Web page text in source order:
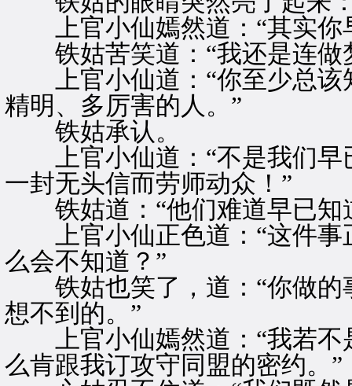
上官小仙嫣然道：“其实你
铁姑苦笑道：“我还是连做
上官小仙道：“你至少总该
精明、多厉害的人。”
铁姑承认。
上官小仙道：“不是我们早
一封无头信而劳师动众！”
铁姑道：“他们难道早已知
上官小仙正色道：“这件事
么会不知道？”
铁姑也笑了，道：“你做的
想不到的。”
上官小仙嫣然道：“我若不
么肯跟我订攻守同盟的密约。”